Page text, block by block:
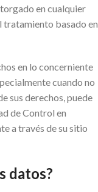
en cualquier
tratamiento basado en
en lo concerniente
cuando no
sus derechos, puede
de Control en
a través de su sitio
datos?